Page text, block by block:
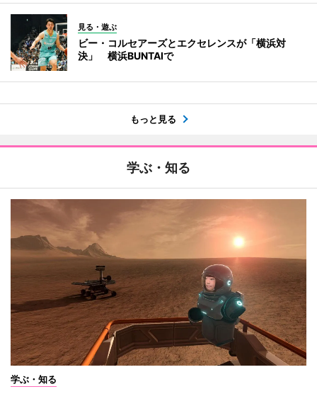
見る・遊ぶ
ビー・コルセアーズとエクセレンスが「横浜対
決」 横浜BUNTAIで
もっと見る
学ぶ・知る
学ぶ・知る